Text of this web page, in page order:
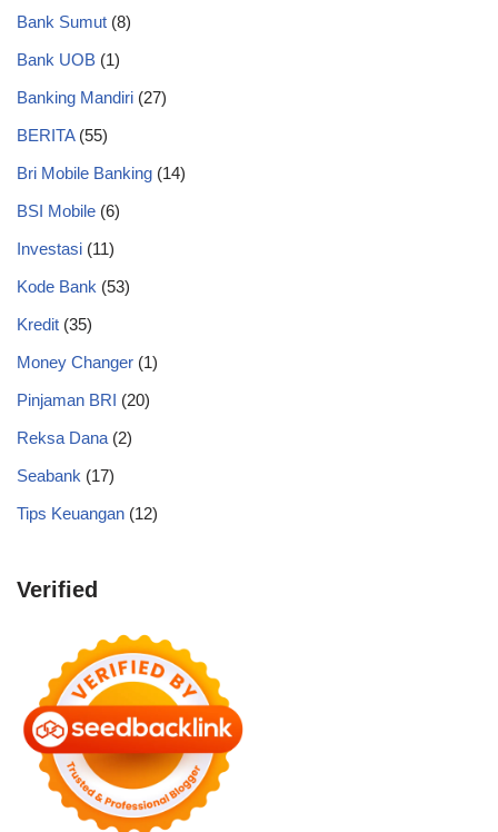
Bank Sumut (8)
Bank UOB (1)
Banking Mandiri (27)
BERITA(55)
Bri Mobile Banking (14)
BSI Mobile (6)
Investasi (11)
Kode Bank (53)
Kredit (35)
Money Changer (1)
Pinjaman BRI (20)
Reksa Dana (2)
Seabank (17)
Tips Keuangan (12)
Verified